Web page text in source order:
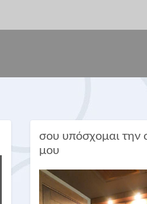
σου υπόσχομαι την
μου